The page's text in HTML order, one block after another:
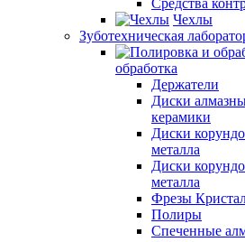
Средства
Чехлы
Зуботехническая
обработка
Держатели
Диски
керамики
Диски
металла
Диски
металла
Фрезы
Полиры
Спеченные